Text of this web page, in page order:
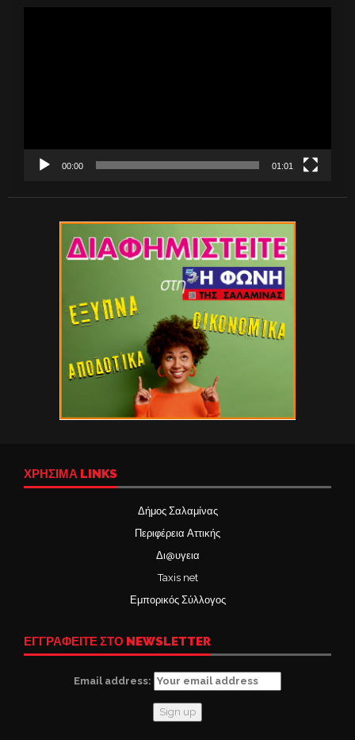
00:00 01:01
ΧΡΉΣΙΜΑ LINKS
Δήμος Σαλαμίνας
Περιφέρεια Αττικής
Δι@υγεια
Taxis net
Εμπορικός Σύλλογος
ΕΓΓΡΑΦΕΙΤΕ ΣΤΟ NEWSLETTER
Email address: